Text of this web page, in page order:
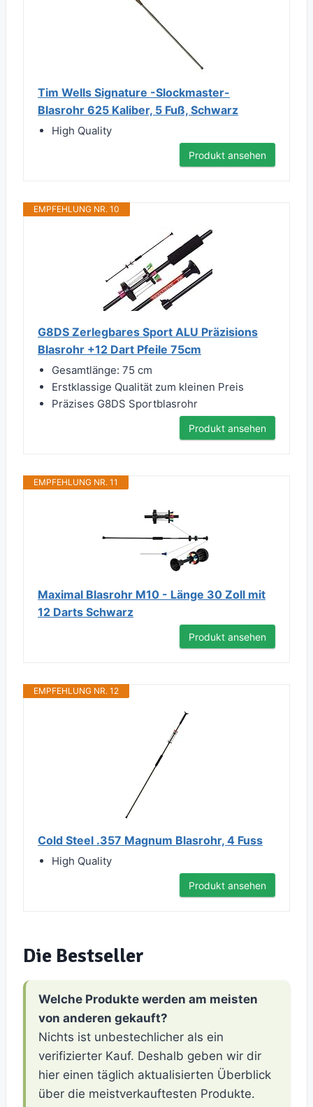
Tim Wells Signature -Slockmaster-
Blasrohr 625 Kaliber, 5 Fuß, Schwarz
High Quality
Produkt ansehen
EMPFEHLUNG NR. 10
G8DS Zerlegbares Sport ALU Präzisions
Blasrohr +12 Dart Pfeile 75cm
Gesamtlänge: 75 cm
Erstklassige Qualität zum kleinen Preis
Präzises G8DS Sportblasrohr
Produkt ansehen
EMPFEHLUNG NR. 11
Maximal Blasrohr M10 - Länge 30 Zoll mit
12 Darts Schwarz
Produkt ansehen
EMPFEHLUNG NR. 12
Cold Steel .357 Magnum Blasrohr, 4 Fuss
High Quality
Produkt ansehen
Die Bestseller
Welche Produkte werden am meisten
von anderen gekauft?
Nichts ist unbestechlicher als ein
verifizierter Kauf. Deshalb geben wir dir
hier einen täglich aktualisierten Überblick
über die meistverkauftesten Produkte.